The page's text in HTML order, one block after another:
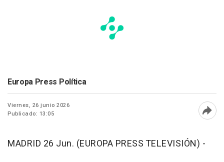
Europa Press Política
Viernes, 26 junio 2026
Publicado: 13:05
MADRID 26 Jun. (EUROPA PRESS TELEVISIÓN) -